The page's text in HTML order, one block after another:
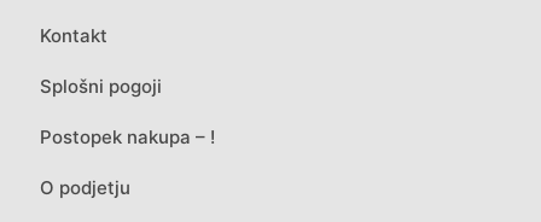
Kontakt
Splošni pogoji
Postopek nakupa – !
O podjetju